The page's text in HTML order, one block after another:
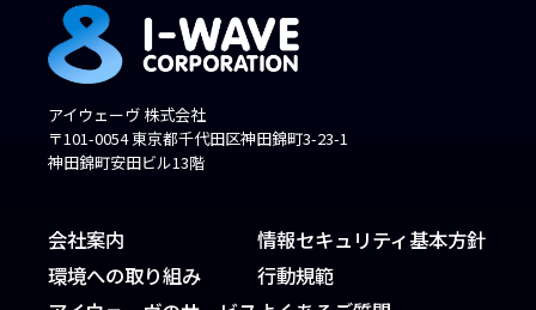
アイウェーヴ 株式会社
〒101-0054 東京都千代田区神田錦町3-23-1
神田錦町安田ビル13階
会社案内
環境への取り組み
情報セキュリティ基本方針
行動規範